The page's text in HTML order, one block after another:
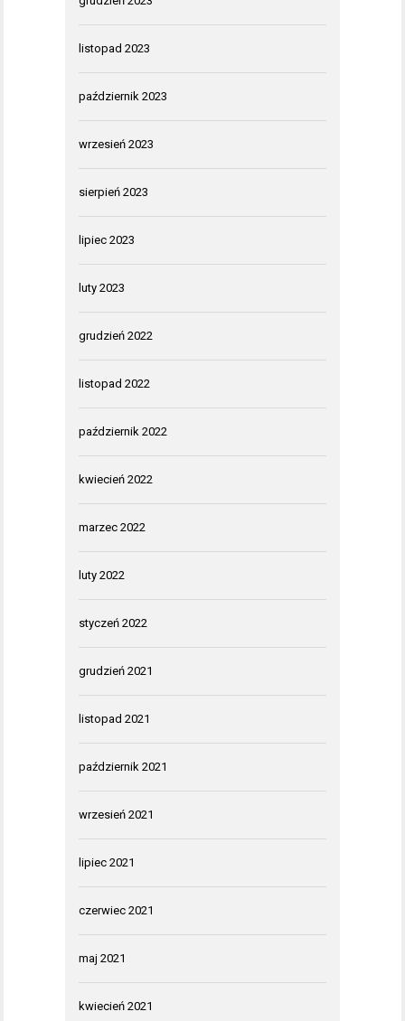
listopad 2023
październik 2023
wrzesień 2023
sierpień 2023
lipiec 2023
luty 2023
grudzień 2022
listopad 2022
październik 2022
kwiecień 2022
marzec 2022
luty 2022
styczeń 2022
grudzień 2021
listopad 2021
październik 2021
wrzesień 2021
lipiec 2021
czerwiec 2021
maj 2021
kwiecień 2021